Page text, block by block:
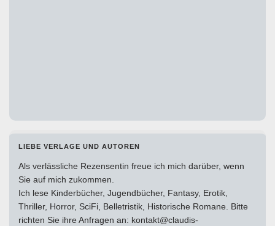
LIEBE VERLAGE UND AUTOREN
Als verlässliche Rezensentin freue ich mich darüber, wenn
Sie auf mich zukommen.
Ich lese Kinderbücher, Jugendbücher, Fantasy, Erotik,
Thriller, Horror, SciFi, Belletristik, Historische Romane. Bitte
richten Sie ihre Anfragen an: kontakt@claudis-